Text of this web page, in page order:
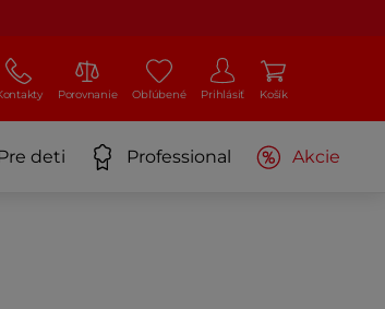
Porovnanie Obľúbené Prihlásiť Košík
Pre deti Professional Akcie